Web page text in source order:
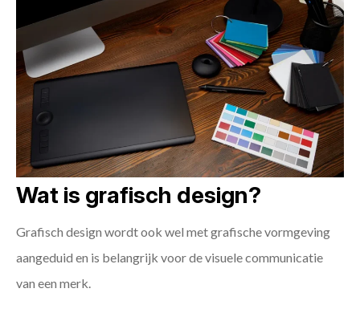
Wat is grafisch design?
Grafisch design wordt ook wel met grafische vormgeving
aangeduid en is belangrijk voor de visuele communicatie
van een merk.